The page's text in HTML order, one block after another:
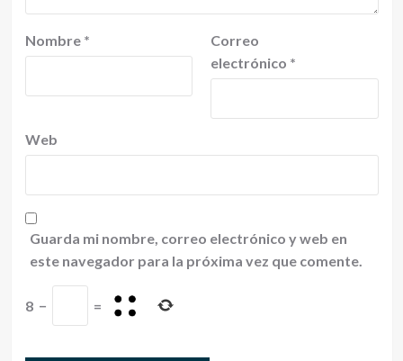
Nombre *
Correo
electrónico *
Web
Guarda mi nombre, correo electrónico y web en
este navegador para la próxima vez que comente.
8 − =